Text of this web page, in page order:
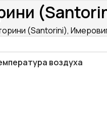
(Santorini),
воздуха